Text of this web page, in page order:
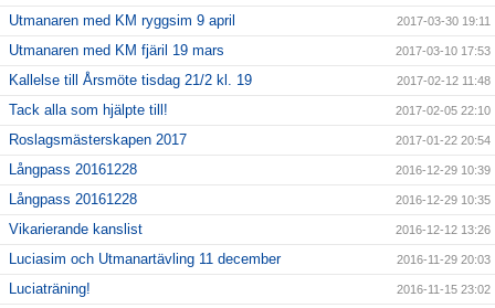
Utmanaren med KM ryggsim 9 april 2017-03-30 19:11
Utmanaren med KM fjäril 19 mars 2017-03-10 17:53
Kallelse till Årsmöte tisdag 21/2 kl. 19 2017-02-12 11:48
Tack alla som hjälpte till! 2017-02-05 22:10
Roslagsmästerskapen 2017 2017-01-22 20:54
Långpass 20161228 2016-12-29 10:39
Långpass 20161228 2016-12-29 10:35
Vikarierande kanslist 2016-12-12 13:26
Luciasim och Utmanartävling 11 december 2016-11-29 20:03
Luciaträning! 2016-11-15 23:02